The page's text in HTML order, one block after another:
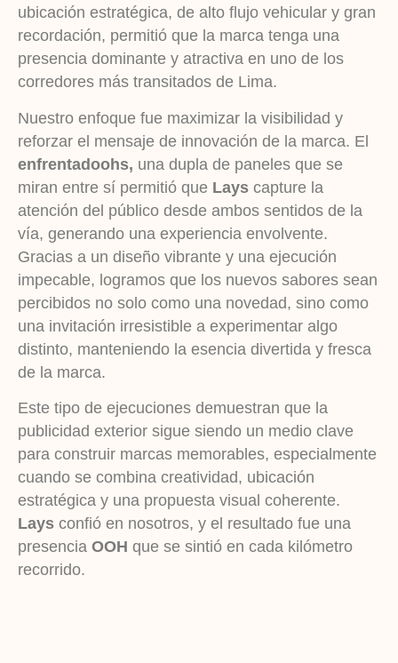
ubicación estratégica, de alto flujo vehicular y gran
recordación, permitió que la marca tenga una
presencia dominante y atractiva en uno de los
corredores más transitados de Lima.
Nuestro enfoque fue maximizar la visibilidad y
reforzar el mensaje de innovación de la marca. El
enfrentadoohs, una dupla de paneles que se
miran entre sí permitió que Lays capture la
atención del público desde ambos sentidos de la
vía, generando una experiencia envolvente.
Gracias a un diseño vibrante y una ejecución
impecable, logramos que los nuevos sabores sean
percibidos no solo como una novedad, sino como
una invitación irresistible a experimentar algo
distinto, manteniendo la esencia divertida y fresca
de la marca.
Este tipo de ejecuciones demuestran que la
publicidad exterior sigue siendo un medio clave
para construir marcas memorables, especialmente
cuando se combina creatividad, ubicación
estratégica y una propuesta visual coherente.
Lays confió en nosotros, y el resultado fue una
presencia OOH que se sintió en cada kilómetro
recorrido.